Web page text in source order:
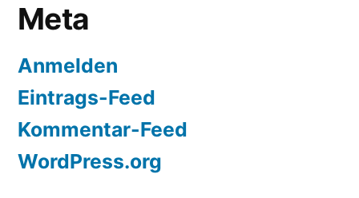
Meta
Anmelden
Eintrags-Feed
Kommentar-Feed
WordPress.org